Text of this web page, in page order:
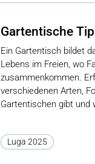
Gartentische
Ein Gartentisch bildet
Lebens im Freien, wo
zusammenkommen.
verschiedenen Arten,
Gartentischen gibt und
Luga 2025